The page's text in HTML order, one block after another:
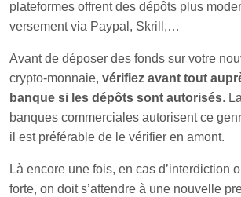
plateformes offrent des dépôts plus
versement via Paypal, Skrill,…
Avant de déposer des fonds sur votre
crypto-monnaie, vérifiez avant tout
banque si les dépôts sont autorisés.
banques commerciales autorisent ce
il est préférable de le vérifier en amont.
Là encore une fois, en cas d’interdiction
forte, on doit s’attendre à une nouvelle